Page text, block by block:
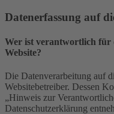
Datenerfassung auf
Wer ist verantwortlich für
Website?
Die Datenverarbeitung auf
Websitebetreiber. Dessen
„Hinweis zur
Datenschutzerklärung